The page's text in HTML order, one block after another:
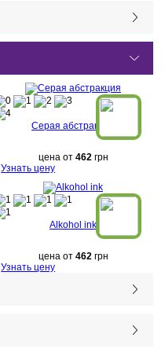
Серая абстракция
цена от 462грн
Узнать цену
Alkohol ink
цена от 462грн
Узнать цену